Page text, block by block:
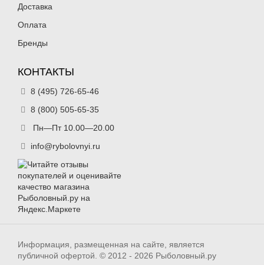
Доставка
Оплата
Бренды
КОНТАКТЫ
8 (495) 726-65-46
8 (800) 505-65-35
Пн—Пт 10.00—20.00
info@rybolovnyi.ru
Информация, размещенная на сайте, является
публичной офертой. © 2012 - 2026 Рыболовный.ру